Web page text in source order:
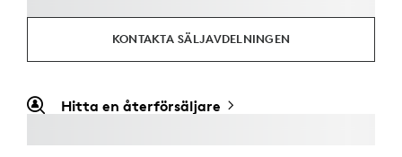
KONTAKTA SÄLJAVDELNINGEN
Hitta en återförsäljare